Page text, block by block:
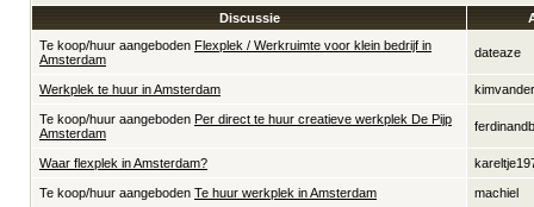
Discussie
Te koop/huur aangeboden Flexplek / Werkruimte voor klein bedrijf in
Amsterdam
dateaze
Werkplek te huur in Amsterdam
Te koop/huur aangeboden Per direct te huur creatieve werkplek De Pijp
Amsterdam
Waar flexplek in Amsterdam?
Te koop/huur aangeboden Te huur werkplek in Amsterdam machiel